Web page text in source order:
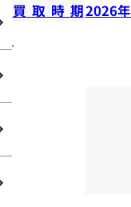
買取時期2026